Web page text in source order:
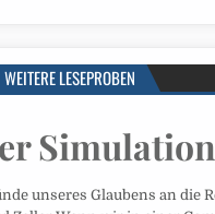
WEITERE LESEPROBEN
unseres Glaubens an die